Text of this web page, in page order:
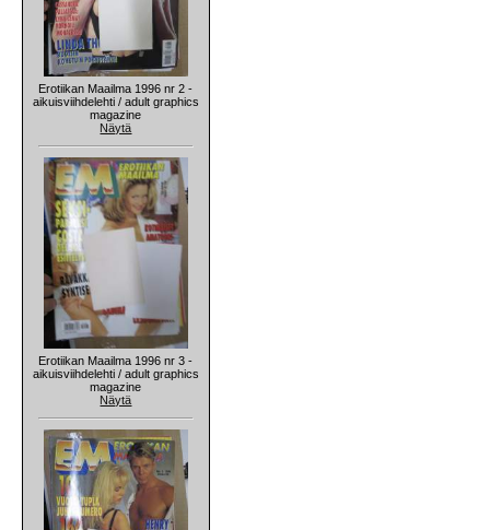
Erotiikan Maailma 1996 nr 2 -
aikuisviihdelehti / adult graphics
magazine
Näytä
Erotiikan Maailma 1996 nr 3 -
aikuisviihdelehti / adult graphics
magazine
Näytä